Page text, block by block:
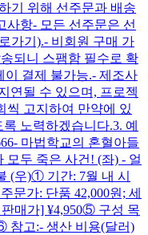
기 위해 선주문과 배송
사항- 모든 선주문은 선
가기).- 비회원 구매 가
되니 스팸함 필수로 확
이 결제 불가능.- 제조사
연될 수 있으며, 프로젝
씩 고지하여 만약에 있
노력하겠습니다.3. 예
마법학교의 혼혈아들
모두 죽은 사건! (좌) - 얼
(우)① 기간: 7월 내 시
가: 단품 42,000원; 세
매가] ¥4,950⑤ 구성 목
참고:- 생산 비용(달러)